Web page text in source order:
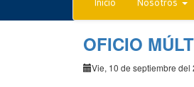
OFICIO
Vie, 10 de septiembre del